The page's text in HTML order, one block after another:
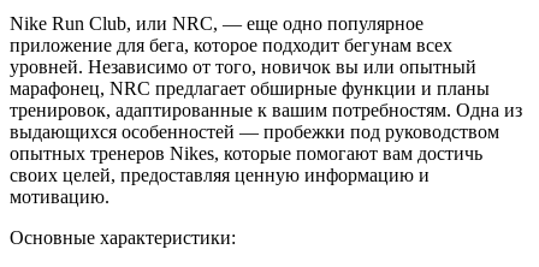
Nike Run Club, или NRC, — еще одно популярное
приложение для бега, которое подходит бегунам всех
уровней. Независимо от того, новичок вы или опытный
марафонец, NRC предлагает обширные функции и планы
тренировок, адаптированные к вашим потребностям. Одна из
выдающихся особенностей — пробежки под руководством
опытных тренеров Nikes, которые помогают вам достичь
своих целей, предоставляя ценную информацию и
мотивацию.
Основные характеристики: